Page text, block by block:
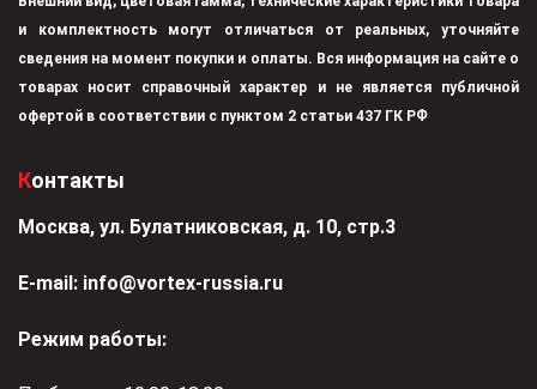
и комплектность могут отличаться от реальных, уточняйте
сведения на момент покупки и оплаты. Вся информация на сайте о
товарах носит справочный характер и не является публичной
офертой в соответствии с пунктом 2 статьи 437 ГК РФ
Контакты
Москва, ул. Булатниковская, д. 10, стр.3
Е-mail: info@vortex-russia.ru
Режим работы: